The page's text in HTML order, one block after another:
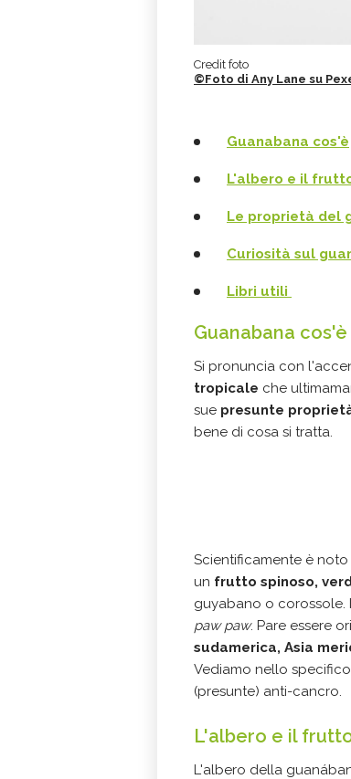
Credit foto
©Foto di Any Lane su
Guanabana cos'è
L'albero e il
Le proprietà del
Curiosità sul
Libri utili
Guanabana cos'è
Si pronuncia con
tropicale che
sue presunte
bene di cosa si tratta.
Scientificamente è
un frutto spinoso,
guyabano o corossole.
paw paw. Pare essere
sudamerica, Asia
Vediamo nello
(presunte) anti-cancro.
L'albero e il
L'albero della